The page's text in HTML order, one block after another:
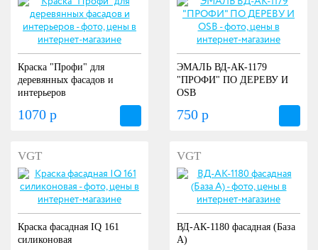
Краска "Профи" для
деревянных фасадов и
интерьеров
1070 р
ЭМАЛЬ ВД-АК-1179
"ПРОФИ" ПО ДЕРЕВУ И
OSB
750 р
VGT
Краска фасадная IQ 161
силиконовая
VGT
ВД-АК-1180 фасадная (База
А)